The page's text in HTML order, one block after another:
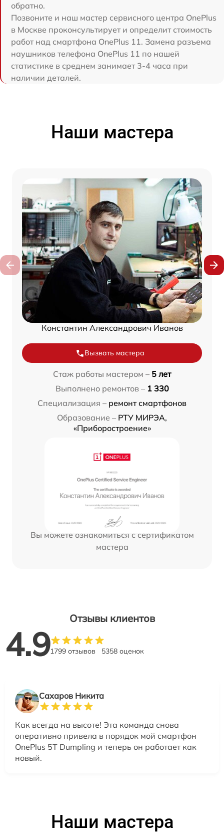
обратно.
Позвоните и наш мастер сервисного центра OnePlus
в Москве проконсультирует и определит стоимость
работ над смартфона OnePlus 11. Замена разъема
наушников телефона OnePlus 11 по нашей
статистике в среднем занимает 3-4 часа при
наличии деталей.
Наши мастера
Константин Александрович Иванов
Вызвать мастера
Стаж работы мастером – 5 лет
Выполнено ремонтов – 1 330
Специализация – ремонт смартфонов
Образование – РТУ МИРЭА,
«Приборостроение»
Вы можете ознакомиться с сертификатом
мастера
Отзывы клиентов
4.91799 отзывов 5358 оценок
Сахаров Никита
Как всегда на высоте! Эта команда снова
оперативно привела в порядок мой смартфон
OnePlus 5T Dumpling и теперь он работает как
новый.
Наши мастера